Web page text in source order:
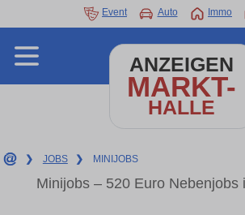
Event Auto Immo
ANZEIGEN
MARKT-
HALLE
❯ JOBS ❯ MINIJOBS
Minijobs – 520 Euro Nebenjobs